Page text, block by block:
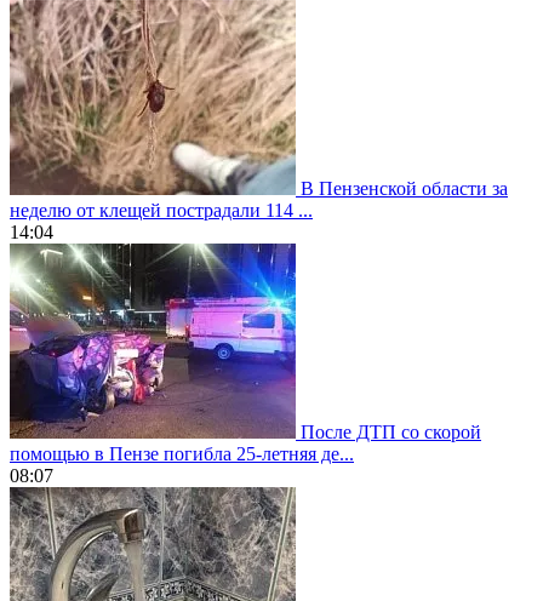
В Пензенской области за
неделю от клещей пострадали 114 ...
14:04
После ДТП со скорой
помощью в Пензе погибла 25-летняя де...
08:07